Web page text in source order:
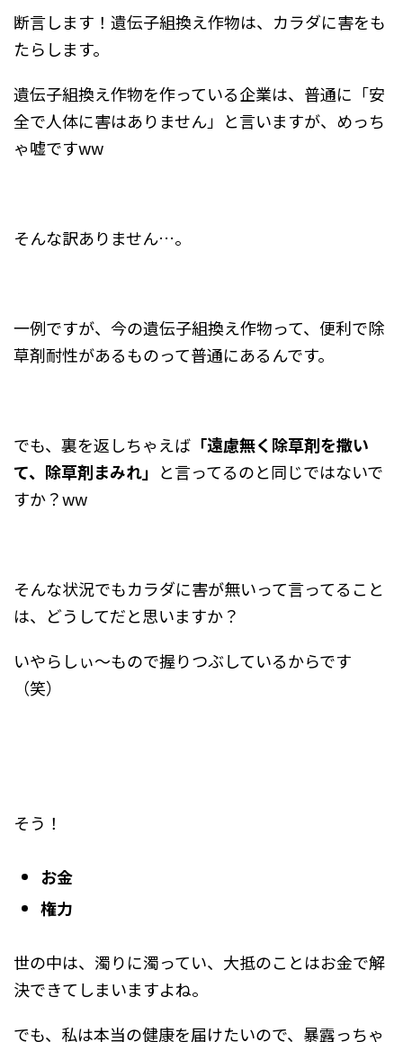
断言します！遺伝子組換え作物は、カラダに害をも
たらします。
遺伝子組換え作物を作っている企業は、普通に「安
全で人体に害はありません」と言いますが、めっち
ゃ嘘ですww
そんな訳ありません…。
一例ですが、今の遺伝子組換え作物って、便利で除
草剤耐性があるものって普通にあるんです。
でも、裏を返しちゃえば 「遠慮無く除草剤を撒い
て、除草剤まみれ」 と言ってるのと同じではないで
すか？ww
そんな状況でもカラダに害が無いって言ってること
は、どうしてだと思いますか？
いやらしぃ〜もので握りつぶしているからです
（笑）
そう！
お金
権力
世の中は、濁りに濁ってい、大抵のことはお金で解
決できてしまいますよね。
でも、私は本当の健康を届けたいので、暴露っちゃ